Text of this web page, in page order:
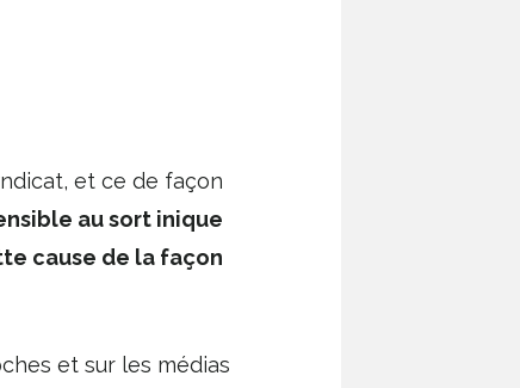
et ce de façon
au sort inique
cause de la façon
et sur les médias